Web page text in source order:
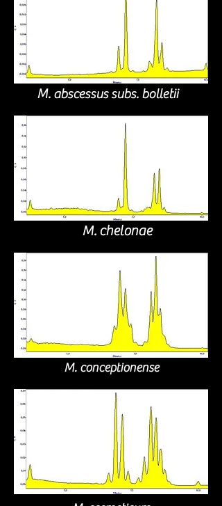
M. abscessus subs. bolletii
M. chelonae
M. conceptionense